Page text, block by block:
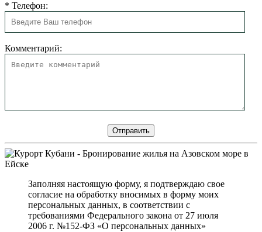
* Телефон:
Комментарий:
Заполняя настоящую форму, я подтверждаю свое
согласие на обработку вносимых в форму моих
персональных данных, в соответствии с
требованиями Федерального закона от 27 июля
2006 г. №152-ФЗ «О персональных данных»